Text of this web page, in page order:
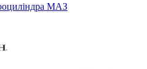
МАЗ